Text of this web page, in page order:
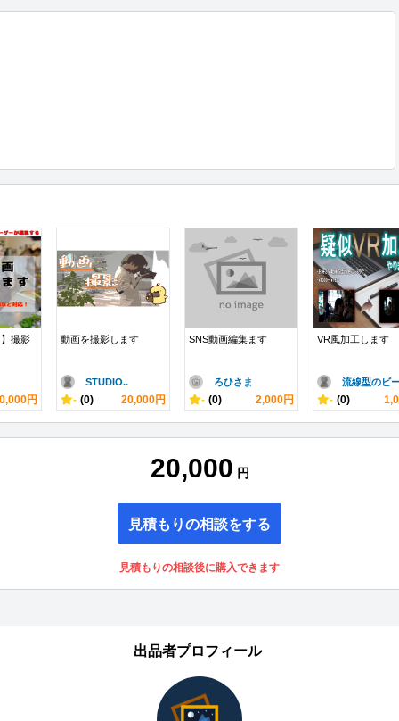
撮影
円
動画を撮影します
STUDIO..
- (0) 20,000円
SNS動画編集ます
ろひさま
- (0) 2,000円
VR風加工します
流線型のビ
- (0)
20,000 円
見積もりの相談をする
見積もりの相談後に購入できます
出品者プロフィール